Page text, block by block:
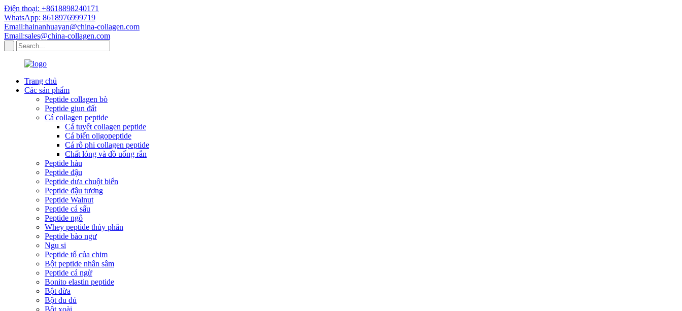
Điện thoại: +8618898240171
WhatsApp: 8618976999719
Email:hainanhuayan@china-collagen.com
Email:sales@china-collagen.com
Trang chủ
Các sản phẩm
Peptide collagen bò
Peptide giun đất
Cá collagen peptide
Cá tuyết collagen peptide
Cá biển oligopeptide
Cá rô phi collagen peptide
Chất lỏng và đồ uống rắn
Peptide hàu
Peptide đậu
Peptide dưa chuột biển
Peptide đậu tương
Peptide Walnut
Peptide cá sấu
Peptide ngô
Whey peptide thủy phân
Peptide bào ngư
Ngu si
Peptide tổ của chim
Bột peptide nhân sâm
Peptide cá ngừ
Bonito elastin peptide
Bột dừa
Bột đu đủ
Bột xoài